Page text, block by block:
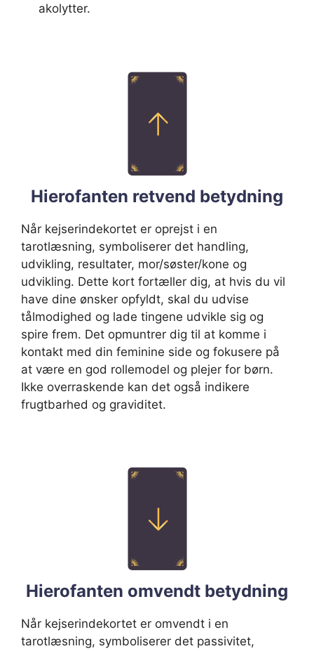
akolytter.
Hierofanten retvend betydning
Når kejserindekortet er oprejst i en
tarotlæsning, symboliserer det handling,
udvikling, resultater, mor/søster/kone og
udvikling. Dette kort fortæller dig, at hvis du vil
have dine ønsker opfyldt, skal du udvise
tålmodighed og lade tingene udvikle sig og
spire frem. Det opmuntrer dig til at komme i
kontakt med din feminine side og fokusere på
at være en god rollemodel og plejer for børn.
Ikke overraskende kan det også indikere
frugtbarhed og graviditet.
Hierofanten omvendt betydning
Når kejserindekortet er omvendt i en
tarotlæsning, symboliserer det passivitet,